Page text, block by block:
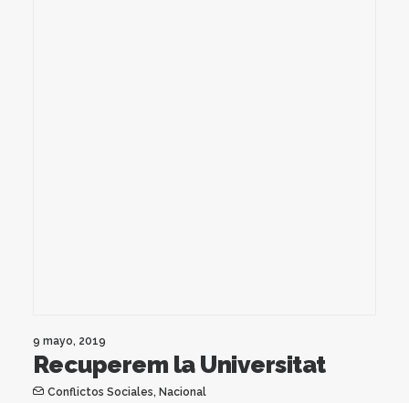
9 mayo, 2019
Recuperem la Universitat
Conflictos Sociales, Nacional